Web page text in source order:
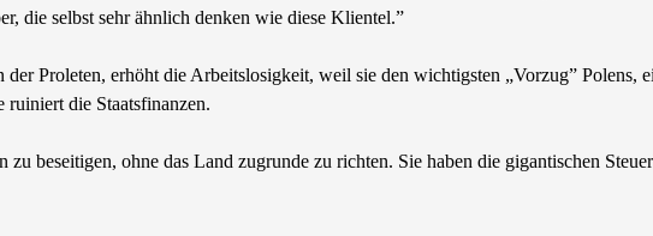
die selbst sehr ähnlich denken wie diese Klientel.”
Proleten, erhöht die Arbeitslosigkeit, weil sie den wichtigsten „Vorzug” Polens,
die Staatsfinanzen.
beseitigen, ohne das Land zugrunde zu richten. Sie haben die gigantischen